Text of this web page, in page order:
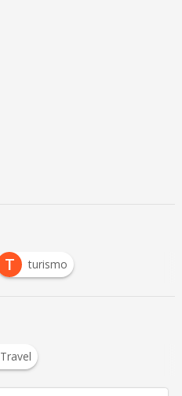
T turismo
Travel